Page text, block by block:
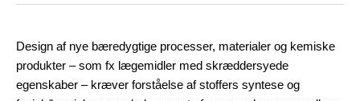
Design af nye bæredygtige processer, materialer og kemiske
produkter – som fx lægemidler med skræddersyede
egenskaber – kræver forståelse af stoffers syntese og